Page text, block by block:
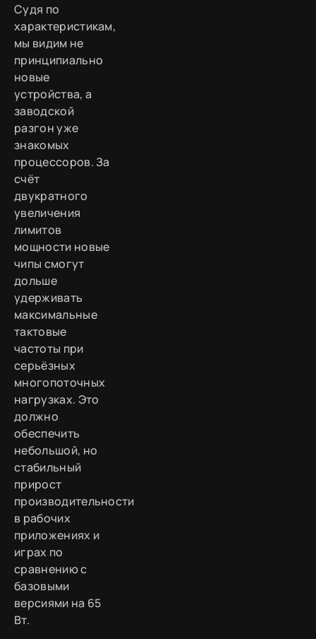
Судя по
характеристикам,
мы видим не
принципиально
новые
устройства, а
заводской
разгон уже
знакомых
процессоров. За
счёт
двукратного
увеличения
лимитов
мощности новые
чипы смогут
дольше
удерживать
максимальные
тактовые
частоты при
серьёзных
многопоточных
нагрузках. Это
должно
обеспечить
небольшой, но
стабильный
прирост
производительности
в рабочих
приложениях и
играх по
сравнению с
базовыми
версиями на 65
Вт.